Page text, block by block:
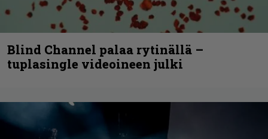
Blind Channel palaa rytinällä –
tuplasingle videoineen julki